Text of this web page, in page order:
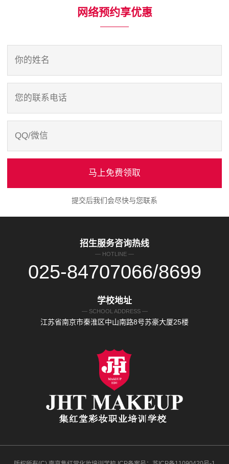
网络预约享优惠
马上免费领取
提交后我们会尽快与您联系
招生服务咨询热线
— HOTLINE —
025-84707066/8699
学校地址
— SCHOOL ADDRESS —
江苏省南京市秦淮区中山南路8号苏豪大厦25楼